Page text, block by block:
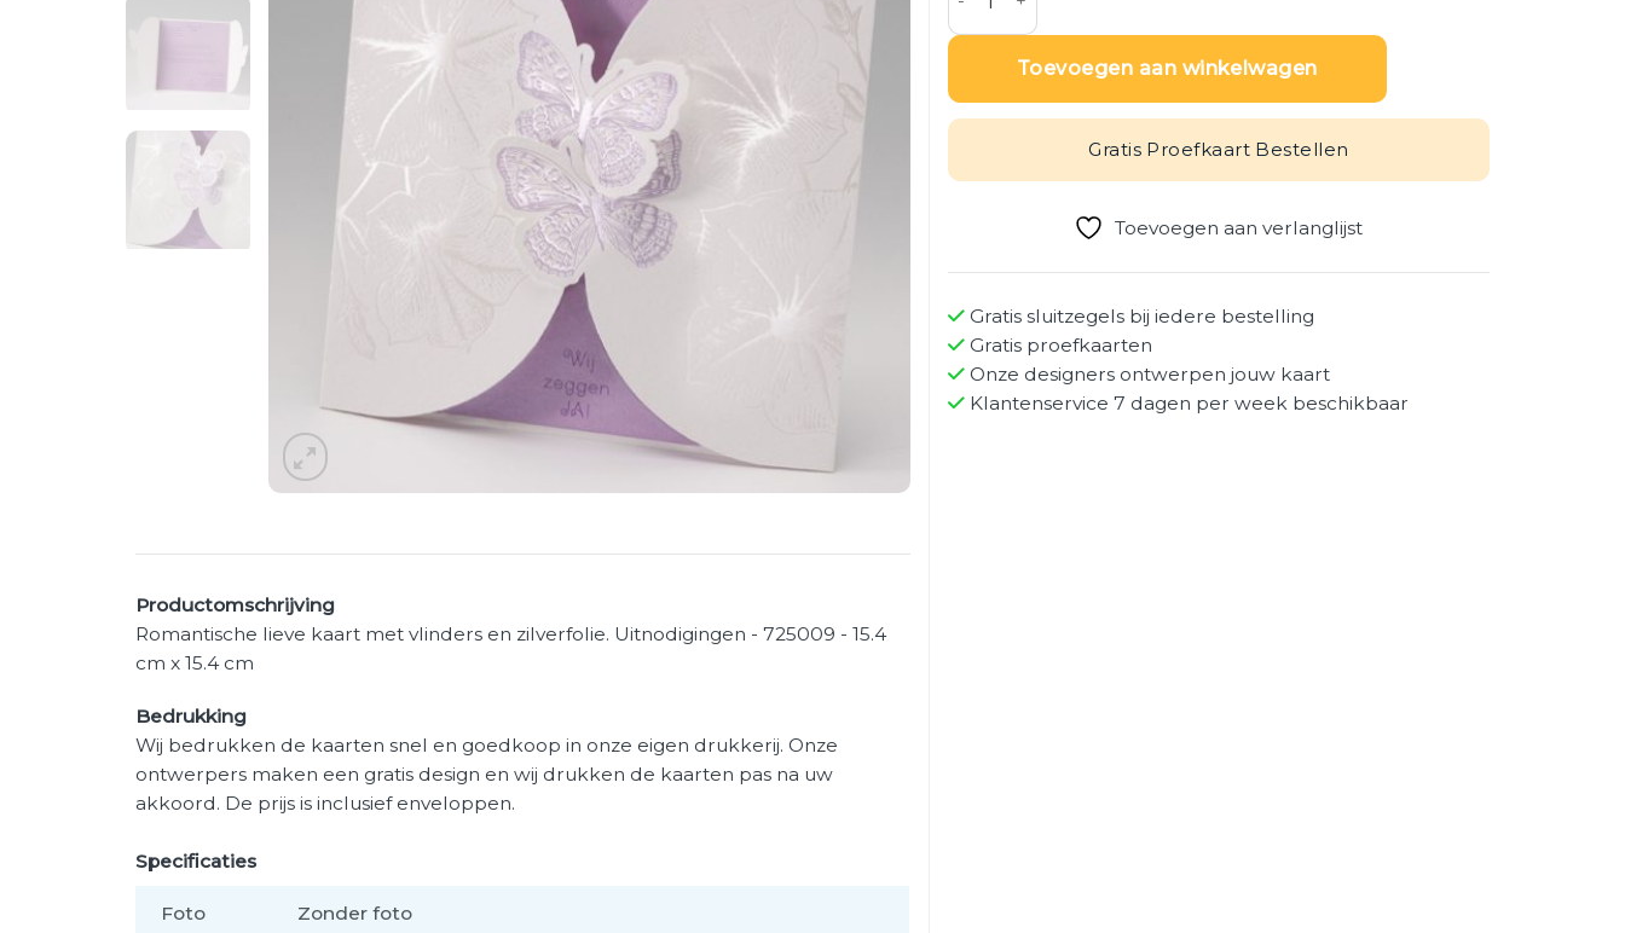
Productomschrijving
Romantische lieve kaart met vlinders en zilverfolie. Uitnodigingen - 725009 - 15.4
cm x 15.4 cm
Bedrukking
Wij bedrukken de kaarten snel en goedkoop in onze eigen drukkerij. Onze
ontwerpers maken een gratis design en wij drukken de kaarten pas na uw
akkoord. De prijs is inclusief enveloppen.
Specificaties
Foto Zonder foto
Toevoegen aan winkelwagen
Gratis Proefkaart Bestellen
Toevoegen aan verlanglijst
Gratis sluitzegels bij iedere bestelling
Gratis proefkaarten
Onze designers ontwerpen jouw kaart
Klantenservice 7 dagen per week beschikbaar